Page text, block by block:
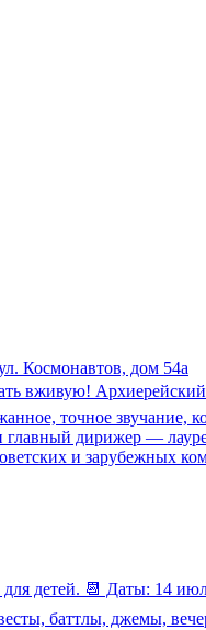
Космонавтов, дом 54а
вживую!
точное
главный дирижер —
и зарубежных
детей. 📆 Даты: 14
баттлы, джемы,